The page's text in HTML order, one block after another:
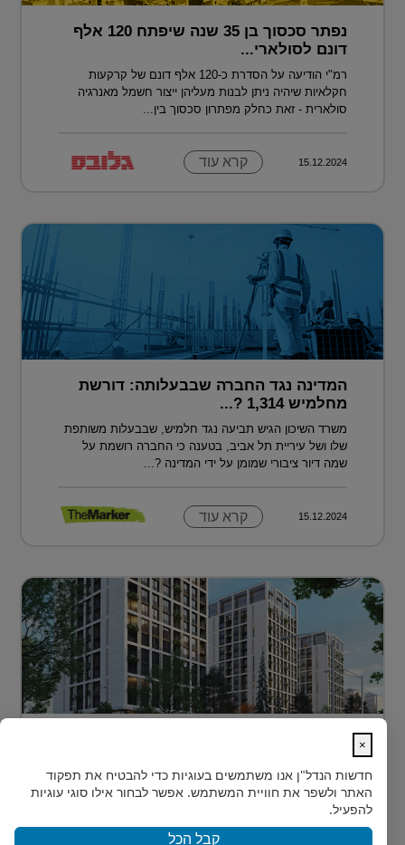
נפתר סכסוך בן 35 שנה שיפתח 120 אלף
דונם לסולארי...
רמ"י הודיעה על הסדרת כ-120 אלף דונם של קרקעות
חקלאיות שיהיה ניתן לבנות מעליהן ייצור חשמל מאנרגיה
סולארית - זאת כחלק מפתרון סכסוך בין...
15.12.2024 קרא עוד
המדינה נגד החברה שבבעלותה: דורשת
מחלמיש 1,314 ?...
משרד השיכון הגיש תביעה נגד חלמיש, שבבעלות משותפת
שלו ושל עיריית תל אביב, בטענה כי החברה רושמת על
שמה דיור ציבורי שמומן על ידי המדינה ?...
15.12.2024 קרא עוד
כשחושבים על השקעות נדל"ן מעבר לים, מדינה אחת
נמצאת בשנים האחרונות בראש הרשימה של משקיעים
ישראלים רבים: גאורגיה. ...
×
חדשות הנדל"ן אנו משתמשים בעוגיות כדי להבטיח את תפקוד
האתר ולשפר את חוויית המשתמש. אפשר לבחור אילו סוגי עוגיות
להפעיל.
קבל הכל